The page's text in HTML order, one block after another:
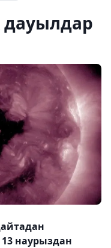
дауылдар
13 наурыздан